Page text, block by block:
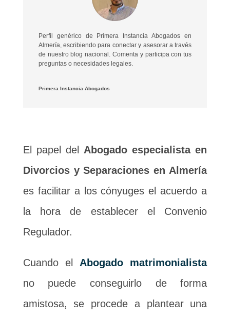
Perfil genérico de Primera Instancia Abogados en
Almería, escribiendo para conectar y asesorar a través
de nuestro blog nacional. Comenta y participa con tus
preguntas o necesidades legales.
Primera Instancia Abogados
El papel del Abogado especialista en
Divorcios y Separaciones en Almería
es facilitar a los cónyuges el acuerdo a
la hora de establecer el Convenio
Regulador.
Cuando el
Abogado matrimonialista
no puede conseguirlo de forma
amistosa, se procede a plantear una